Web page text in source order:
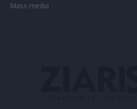
Mass-media